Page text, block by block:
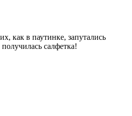
как в паутинке, запутались
салфетка!